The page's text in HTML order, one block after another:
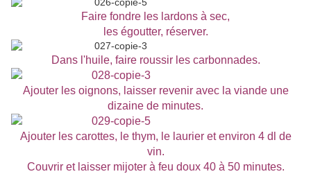
Faire fondre les lardons à sec,
les égoutter, réserver.
Dans l'huile, faire roussir les carbonnades.
Ajouter les oignons, laisser revenir avec la viande une
dizaine de minutes.
Ajouter les carottes, le thym, le laurier et environ 4 dl de
vin.
Couvrir et laisser mijoter à feu doux 40 à 50 minutes.